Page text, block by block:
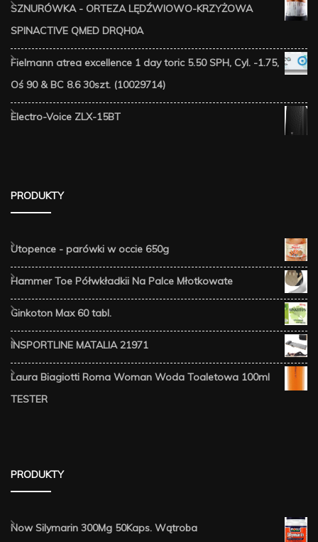
SZNURÓWKA - ORTEZA LĘDŹWIOWO-KRZYŻOWA
SPINACTIVE QMED DRQH0A
Fielmann atrea excellence 1 day toric 5.50 SPH, Cyl. -1.75,
Oś 90 & BC 8.6 30szt. (10029714)
Electro-Voice ZLX-15BT
PRODUKTY
Utopence - parówki w occie 650g
Hammer Toe Półwkładkii Na Palce Młotkowate
Ginkoton Max 60 tabl.
INSPORTLINE MATALIA 21971
Laura Biagiotti Roma Woman Woda Toaletowa 100ml
TESTER
PRODUKTY
Now Silymarin 300Mg 50Kaps. Wątroba